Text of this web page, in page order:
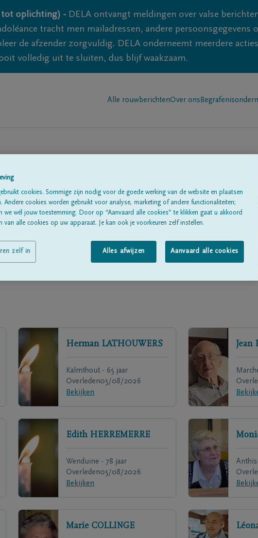
tot oplichting) - DELA ontvangt meldingen over valse
tracht men mailadressen, andere persoonsgegevens
de afzender zorgvuldig. DELA onderneemt meerdere
volledig uit te sluiten, dus blijf waakzaam.
Alle rouwberichtenOver ons
Een platform
te betuigen met
Herman LATHOUWERS
Kalmthout - 65 jaar
Overleden05/08/2026
Bekijken
Jean
Edith HERREMERRE
Wenduine - 78 jaar
Overleden05/08/2026
Bekijken
Marie COLLINGE
cookies. Sommige zijn nodig voor de goede werking van de website en plaatsen
Andere cookies worden gebruikt voor analyse, marketing of andere functionaliteiten;
we wél jouw toestemming. Door op “Aanvaard alle cookies” te klikken gaat u akkoord
van alle cookies op uw apparaat. Je kan ook je voorkeuren zelf instellen.
Alles afwijzen Aanvaard alle cookies
zelf in